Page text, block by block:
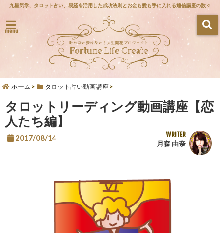
九星気学、タロット占い、易経を活用した成功法則とお金も愛も手に入れる通信講座の数々
menu
ホーム > タロット占い動画講座 >
タロットリーディング動画講座【恋
人たち編】
2017/08/14 WRITER
月森 由奈